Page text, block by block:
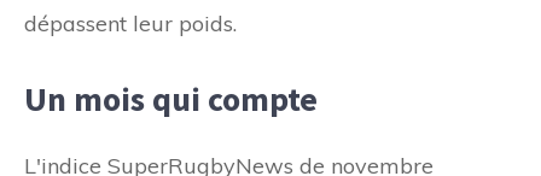
dépassent leur poids.
Un mois qui compte
L'indice SuperRugbyNews de novembre